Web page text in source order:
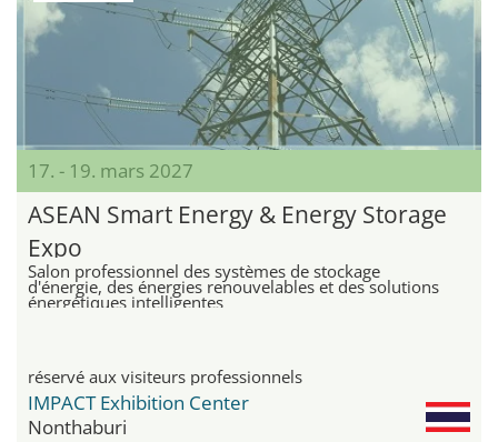
17. - 19. mars 2027
ASEAN Smart Energy & Energy Storage
Expo
Salon professionnel des systèmes de stockage
d'énergie, des énergies renouvelables et des solutions
énergétiques intelligentes
réservé aux visiteurs professionnels
IMPACT Exhibition Center
Nonthaburi